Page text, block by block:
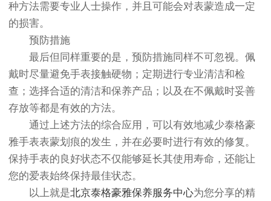
种方法需要专业人士操作，并且可能会对表蒙造成一定
的损害。
预防措施
最后但同样重要的是，预防措施同样不可忽视。佩
戴时尽量避免手表接触硬物；定期进行专业清洁和检
查；选择合适的清洁和保养产品；以及在不佩戴时妥善
存放等都是有效的方法。
通过上述方法的综合应用，可以有效地减少泰格豪
雅手表表蒙划痕的发生，并在必要时进行有效的修复。
保持手表的良好状态不仅能够延长其使用寿命，还能让
您的爱表始终保持最佳状态。
以上就是北京泰格豪雅保养服务中心为您分享的精